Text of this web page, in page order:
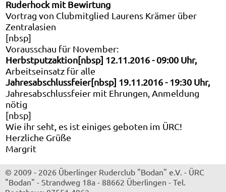
Ruderhock mit Bewirtung
Vortrag von Clubmitglied Laurens Krämer über
Zentralasien
[nbsp]
Vorausschau für November:
Herbstputzaktion[nbsp] 12.11.2016 - 09:00 Uhr,
Arbeitseinsatz für alle
Jahresabschlussfeier[nbsp] 19.11.2016 - 19:30 Uhr,
Jahresabschlussfeier mit Ehrungen, Anmeldung
nötig
[nbsp]
Wie ihr seht, es ist einiges geboten im ÜRC!
Herzliche Grüße
Margrit
© 2009 - 2026 Überlinger Ruderclub "Bodan" e.V. - ÜRC
"Bodan" - Strandweg 18a - 88662 Überlingen - Tel.